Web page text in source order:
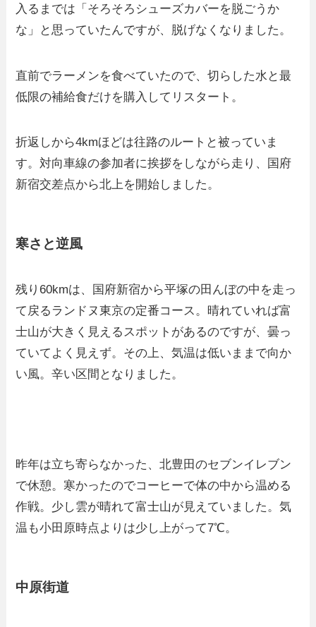
入るまでは「そろそろシューズカバーを脱ごうか
な」と思っていたんですが、脱げなくなりました。
直前でラーメンを食べていたので、切らした水と最
低限の補給食だけを購入してリスタート。
折返しから4kmほどは往路のルートと被っていま
す。対向車線の参加者に挨拶をしながら走り、国府
新宿交差点から北上を開始しました。
寒さと逆風
残り60kmは、国府新宿から平塚の田んぼの中を走っ
て戻るランドヌ東京の定番コース。晴れていれば富
士山が大きく見えるスポットがあるのですが、曇っ
ていてよく見えず。その上、気温は低いままで向か
い風。辛い区間となりました。
昨年は立ち寄らなかった、北豊田のセブンイレブン
で休憩。寒かったのでコーヒーで体の中から温める
作戦。少し雲が晴れて富士山が見えていました。気
温も小田原時点よりは少し上がって7℃。
中原街道